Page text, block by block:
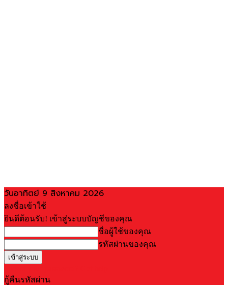
วันอาทิตย์ 9 สิงหาคม 2026
ลงชื่อเข้าใช้
ยินดีต้อนรับ! เข้าสู่ระบบบัญชีของคุณ
ชื่อผู้ใช้ของคุณ
รหัสผ่านของคุณ
กู้คืนรหัสผ่าน